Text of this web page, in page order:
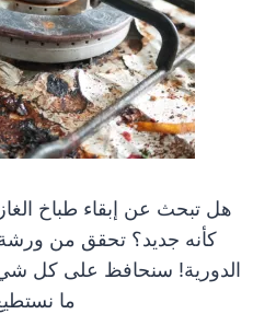
هل تبحث عن إبقاء طباخ
كأنه جديد؟ تحقق من ورشة
الدورية! سنحافظ على كل
ما